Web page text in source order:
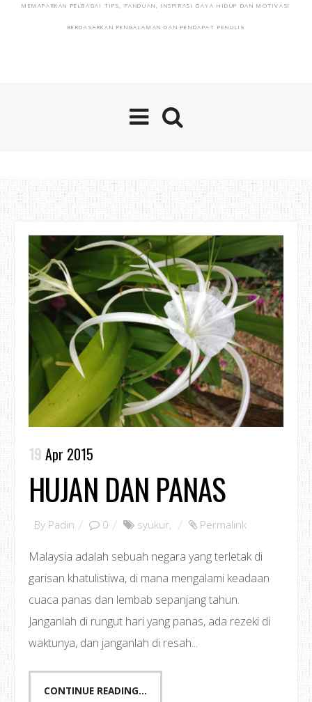
MEMAPARKAN PELBAGAI TIPS, PANDUAN, INSPIRASI GAYA HIDUP DAN MOTIVASI
BERDASARKAN PENGALAMAN DAN PENDAPAT PENULIS
19 Apr 2015
HUJAN DAN PANAS
By Padin 0 syukur, Permalink
Malaysia adalah sebuah negara yang terletak di
garisan khatulistiwa, di mana mengalami keadaan
cuaca panas dan lembab sepanjang tahun.
Janganlah di rungut hari yang panas, ada rezeki di
waktunya, dan janganlah di resah...
CONTINUE READING...